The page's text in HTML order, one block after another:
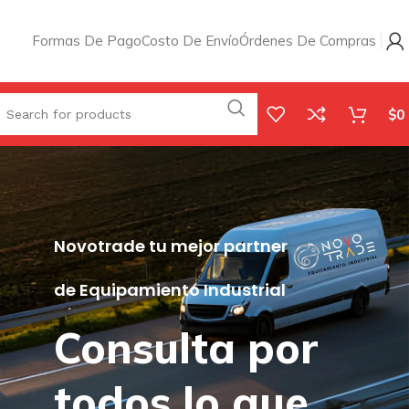
Formas De PagoCosto De EnvíoÓrdenes De Compras
$0
Novotrade tu mejor partner
de Equipamiento Industrial
Consulta por